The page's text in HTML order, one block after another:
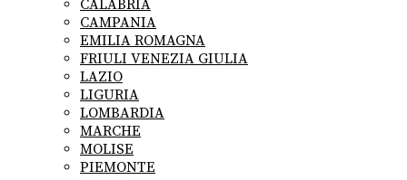
CALABRIA
CAMPANIA
EMILIA ROMAGNA
FRIULI VENEZIA GIULIA
LAZIO
LIGURIA
LOMBARDIA
MARCHE
MOLISE
PIEMONTE